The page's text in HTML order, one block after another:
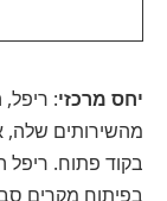
יחס מרכזי